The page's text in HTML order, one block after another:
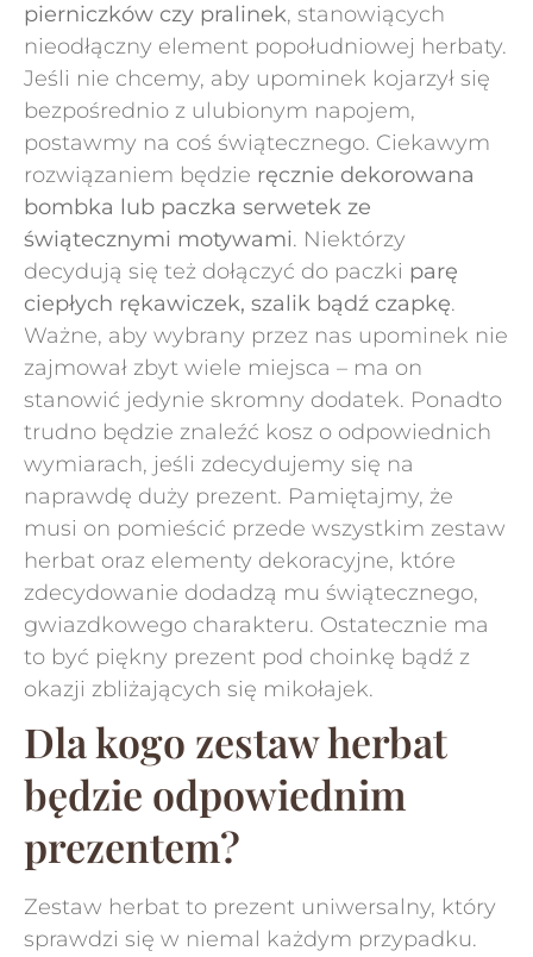
pierniczków czy pralinek, stanowiących
nieodłączny element popołudniowej herbaty.
Jeśli nie chcemy, aby upominek kojarzył się
bezpośrednio z ulubionym napojem,
postawmy na coś świątecznego. Ciekawym
rozwiązaniem będzie ręcznie dekorowana
bombka lub paczka serwetek ze
świątecznymi motywami. Niektórzy
decydują się też dołączyć do paczki parę
ciepłych rękawiczek, szalik bądź czapkę.
Ważne, aby wybrany przez nas upominek nie
zajmował zbyt wiele miejsca – ma on
stanowić jedynie skromny dodatek. Ponadto
trudno będzie znaleźć kosz o odpowiednich
wymiarach, jeśli zdecydujemy się na
naprawdę duży prezent. Pamiętajmy, że
musi on pomieścić przede wszystkim zestaw
herbat oraz elementy dekoracyjne, które
zdecydowanie dodadzą mu świątecznego,
gwiazdkowego charakteru. Ostatecznie ma
to być piękny prezent pod choinkę bądź z
okazji zbliżających się mikołajek.
Dla kogo zestaw herbat
będzie odpowiednim
prezentem?
Zestaw herbat to prezent uniwersalny, który
sprawdzi się w niemal każdym przypadku.